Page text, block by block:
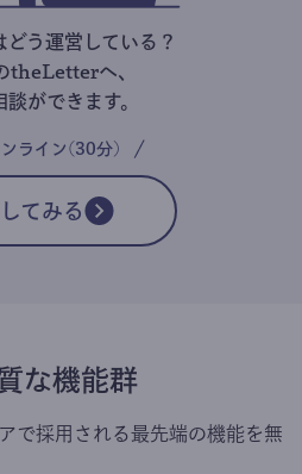
どう運営している？
theLetterへ、
談ができます。
ンライン(30分)
てみる
な機能群
で採用される最先端の機能を無